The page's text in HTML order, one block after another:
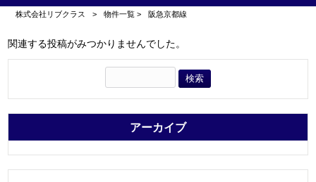
株式会社リブクラス > 物件一覧 > 阪急京都線
関連する投稿がみつかりませんでした。
アーカイブ